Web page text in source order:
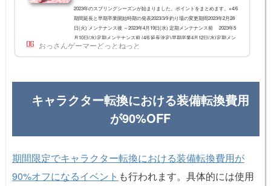
2023年のスプリングシーズンが始まりました。ポイントをまとめます。※4/6
期間延長と早期卒業開始時期の発表2023/3/9 釣り場の変更期間2023年2月28
日(火) メンテナンス後 ～2023年4月19日(水) 定期メンテナンス前 2023年5
月10日(水)定期メンテナンス前 (4/6 延長決定)早期卒業4月12日(水)定期メン
テナンス～ざっくりまとめ戦闘、成長関連 キャラ上限30スロットは変わら
ず シーズンパスでもらえるアイテムで「武器交換券3種セット」に交換可能
おっさんゲーマーどっとねっと
キャラクター転換における装備転換費用
が90%OFF
期間限定でキャラクター転換における装備転換費用が
90%オフになるイベント も行われます。具体的には使用